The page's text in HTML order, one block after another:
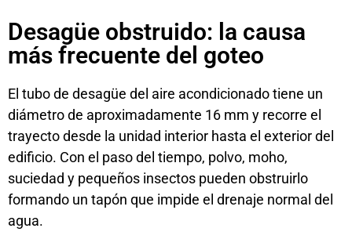
Desagüe obstruido: la causa
más frecuente del goteo
El tubo de desagüe del aire acondicionado tiene un
diámetro de aproximadamente 16 mm y recorre el
trayecto desde la unidad interior hasta el exterior del
edificio. Con el paso del tiempo, polvo, moho,
suciedad y pequeños insectos pueden obstruirlo
formando un tapón que impide el drenaje normal del
agua.